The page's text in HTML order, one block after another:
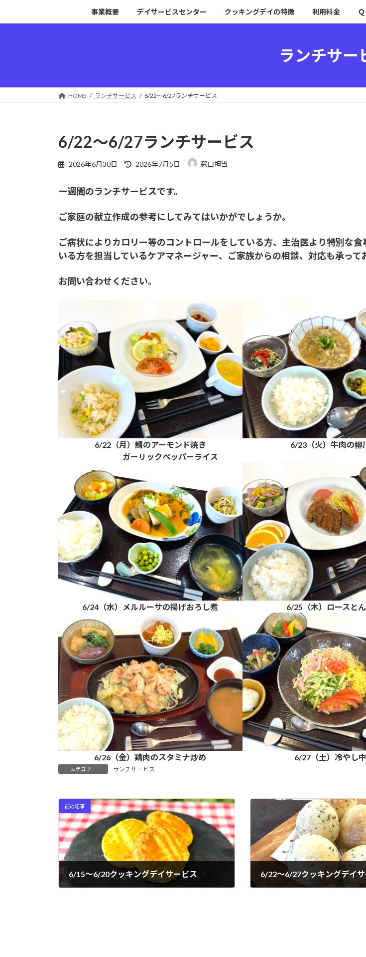
キ
に
事業概要 デイサービスセンター クッキングデイの特徴 利用料金
ランチサー
HOME ランチサービス 6/22～6/27ランチサービス
6/22～6/27ランチサービス
2026年6月30日
最
新
時
:
2026年7月5日 窓口担当
一週間のランチサービスです。
ご家庭の献立作成の参考にしてみてはいかがでしょうか。
ご病状によりカロリー等のコントロールをしている方、主治医より特別な食
いる方を担当しているケアマネージャー、ご家族からの相談、対応も承って
お問い合わせください。
6/22（月）鱈のアーモンド焼き
ガーリックペッパーライス
6/23（火）牛肉の柳
6/24（水）メルルーサの揚げおろし煮 6/25（木）ロースと
6/26（金）鶏肉のスタミナ炒め 6/27（土）冷やし
カテゴリー ランチサービス
前の記事
6/15～6/20クッキングデイサービス 6/22～6/27クッキングデイ